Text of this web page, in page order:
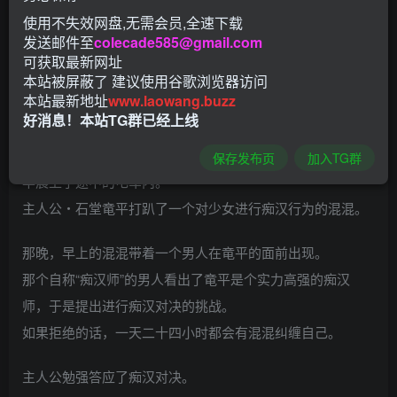
（電車内でなう）
故事简介:
早晨上学途中的电车内。
主人公・石堂竜平打趴了一个对少女进行痴汉行为的混混。
那晚，早上的混混带着一个男人在竜平的面前出现。
那个自称“痴汉师”的男人看出了竜平是个实力高强的痴汉
师，于是提出进行痴汉对决的挑战。
如果拒绝的话，一天二十四小时都会有混混纠缠自己。
主人公勉强答应了痴汉对决。
使用不失效网盘,无需会员,全速下载
发送邮件至colecade585@gmail.com
可获取最新网址
本站被屏蔽了 建议使用谷歌浏览器访问
本站最新地址www.laowang.buzz
好消息！本站TG群已经上线
保存发布页 加入TG群